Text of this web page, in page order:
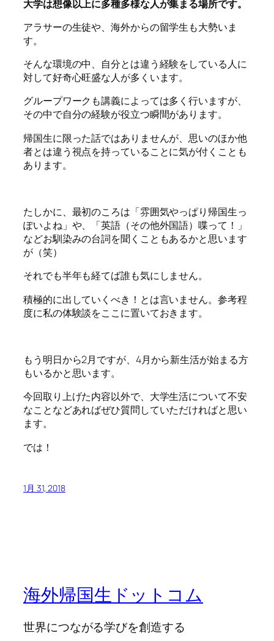
大学は想像以上に多種多様な人が集まる場所です。
アラサーの生徒や、海外からの留学生も大勢いま
す。
そんな環境の中、自分とは違う経験をしている人に
対して好奇心旺盛な人が多くいます。
グループワークも講義によっては多く行いますが、
その中で自分の経験が役立つ瞬間があります。
帰国生に限った話ではありませんが、思いのほか他
者とは違う視点を持っていることに気が付くことも
あります。
たしかに、最初のころは「雰囲気やっぱり帰国生っ
ぽいよね」や、「英語（その他外国語）喋って！」
などお馴染みの台詞を聞くこともあるかと思います
が（笑）
それでも半年も経てば誰も気にしません。
積極的に出していくべき！とは言いません。参考程
度に私の体験談をここに置いておきます。
もう明日から2月ですが、4月から新生活が始まる方
もいるかと思います。
今回取り上げた内容以外で、大学生活について不安
なことなどあればぜひ質問していただければと思い
ます。
では！
1月 31, 2018
海外帰国生ドットコム
世界につながる学びを創造する